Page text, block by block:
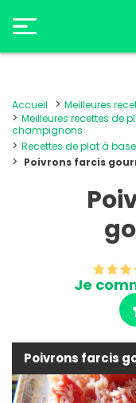
Accueil
Meilleures
Meilleures recettes de
champignons
Recettes de plat à
Poivrons farcis
Je
Poivrons farcis